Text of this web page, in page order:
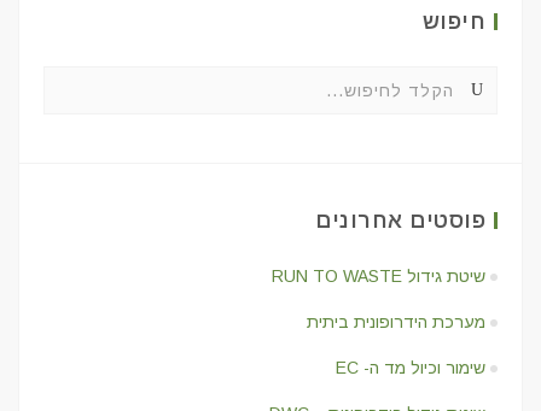
חיפוש
פוסטים אחרונים
שיטת גידול RUN TO WASTE
מערכת הידרופונית ביתית
שימור וכיול מד ה- EC